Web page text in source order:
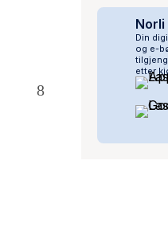
Norli
Din
og e-
etter
det
og